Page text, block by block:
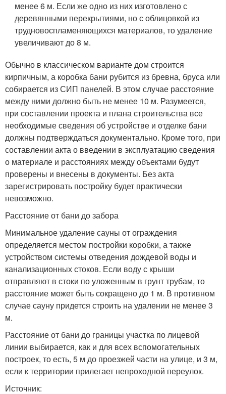
менее 6 м. Если же одно из них изготовлено с
деревянными перекрытиями, но с облицовкой из
трудновоспламеняющихся материалов, то удаление
увеличивают до 8 м.
Обычно в классическом варианте дом строится
кирпичным, а коробка бани рубится из бревна, бруса или
собирается из СИП панелей. В этом случае расстояние
между ними должно быть не менее 10 м. Разумеется,
при составлении проекта и плана строительства все
необходимые сведения об устройстве и отделке бани
должны подтверждаться документально. Кроме того, при
составлении акта о введении в эксплуатацию сведения
о материале и расстояниях между объектами будут
проверены и внесены в документы. Без акта
зарегистрировать постройку будет практически
невозможно.
Расстояние от бани до забора
Минимальное удаление сауны от ограждения
определяется местом постройки коробки, а также
устройством системы отведения дождевой воды и
канализационных стоков. Если воду с крыши
отправляют в стоки по уложенным в грунт трубам, то
расстояние может быть сокращено до 1 м. В противном
случае сауну придется строить на удалении не менее 3
м.
Расстояние от бани до границы участка по лицевой
линии выбирается, как и для всех вспомогательных
построек, то есть, 5 м до проезжей части на улице, и 3 м,
если к территории прилегает непроходной переулок.
Источник: